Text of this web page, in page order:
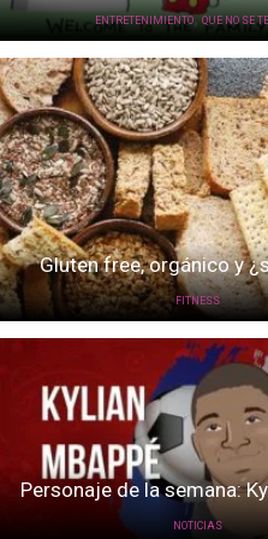
ENTRETENIMIENTO,QUE NO SE
Gluten free, orgánico y
FITNESS
Personaje de la semana:
NOTICIAS